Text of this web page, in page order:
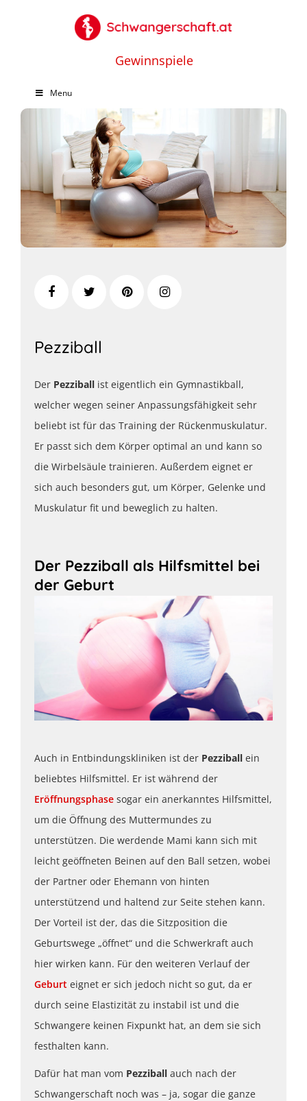
Gewinnspiele
Menu
Pezziball
Der Pezziball ist eigentlich ein Gymnastikball,
welcher wegen seiner Anpassungsfähigkeit sehr
beliebt ist für das Training der Rückenmuskulatur.
Er passt sich dem Körper optimal an und kann so
die Wirbelsäule trainieren. Außerdem eignet er
sich auch besonders gut, um Körper, Gelenke und
Muskulatur fit und beweglich zu halten.
Der Pezziball als Hilfsmittel bei
der Geburt
Auch in Entbindungskliniken ist der Pezziball ein
beliebtes Hilfsmittel. Er ist während der
Eröffnungsphase sogar ein anerkanntes Hilfsmittel,
um die Öffnung des Muttermundes zu
unterstützen. Die werdende Mami kann sich mit
leicht geöffneten Beinen auf den Ball setzen, wobei
der Partner oder Ehemann von hinten
unterstützend und haltend zur Seite stehen kann.
Der Vorteil ist der, das die Sitzposition die
Geburtswege „öffnet“ und die Schwerkraft auch
hier wirken kann. Für den weiteren Verlauf der
Geburt eignet er sich jedoch nicht so gut, da er
durch seine Elastizität zu instabil ist und die
Schwangere keinen Fixpunkt hat, an dem sie sich
festhalten kann.
Dafür hat man vom Pezziball auch nach der
Schwangerschaft noch was – ja, sogar die ganze